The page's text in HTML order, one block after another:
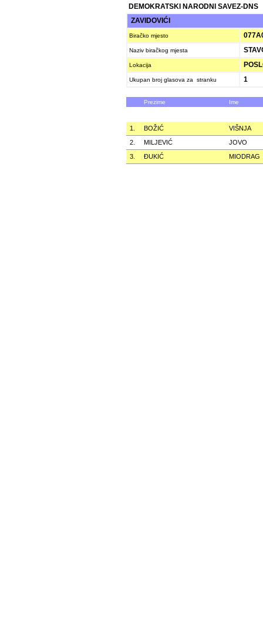
DEMOKRATSKI NARODNI SAVEZ-DNS
ZAVIDOVIĆI
Biračko mjesto
Naziv biračkog mjesta
Lokacija
Ukupan broj glasova za stranku 1
Prezime Ime
1. BOŽIĆ
VIŠNJA
2.
MILJEVIĆ
JOVO
3.
ÐUKIĆ MIODRAG